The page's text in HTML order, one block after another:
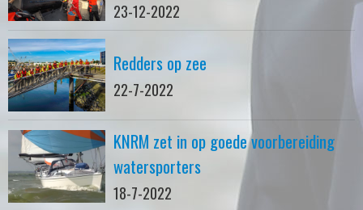
23-12-2022
Redders op zee
22-7-2022
KNRM zet in op goede voorbereiding
watersporters
18-7-2022